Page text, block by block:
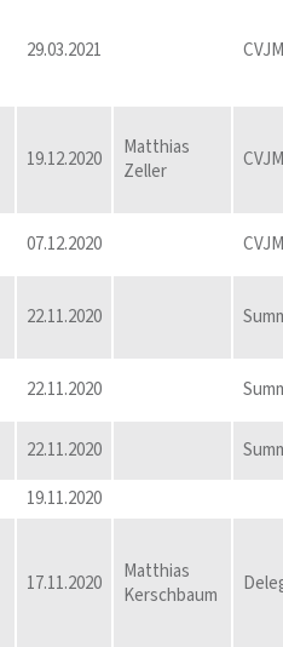
29.03.2021
19.12.2020
Matthias
Zeller
07.12.2020
22.11.2020
22.11.2020
22.11.2020
19.11.2020
17.11.2020
Matthias
Kerschbaum